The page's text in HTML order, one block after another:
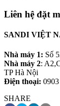
Liên hệ đặt
SANDI VIỆT
Nhà máy 1: Số
Nhà máy 2:
TP Hà Nội
Điện thoại:
SHARE